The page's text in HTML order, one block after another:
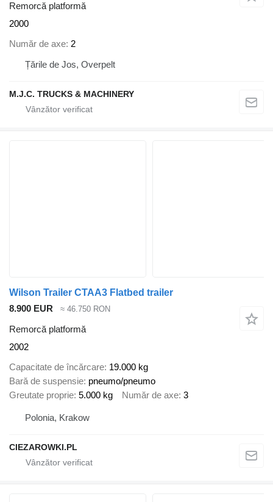
Remorcă platformă
2000
Număr de axe 2
Țările de Jos, Overpelt
M.J.C. TRUCKS & MACHINERY
Wilson Trailer CTAA3 Flatbed trailer
8.900 EUR
≈ 46.750 RON
Remorcă platformă
2002
Capacitate de încărcare 19.000 kg
Bară de suspensie pneumo/pneumo
Greutate proprie 5.000 kg Număr de axe 3
Polonia, Krakow
CIEZAROWKI.PL